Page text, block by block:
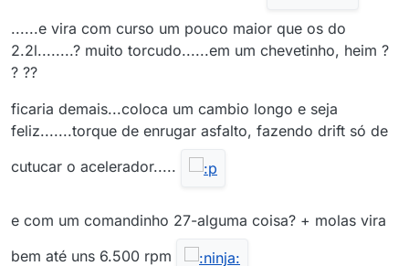
......e vira com curso um pouco maior que os do
2.2l........? muito torcudo......em um chevetinho, heim ?
? ??
ficaria demais...coloca um cambio longo e seja
feliz.......torque de enrugar asfalto, fazendo drift só de
cutucar o acelerador.....
e com um comandinho 27-alguma coisa? + molas vira
bem até uns 6.500 rpm